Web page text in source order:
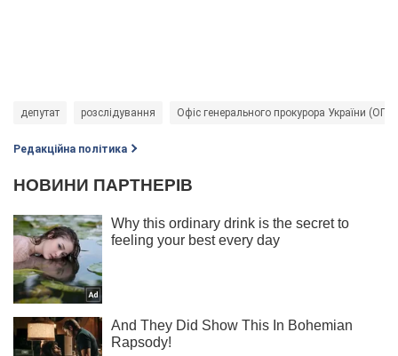
депутат розслідування Офіс генерального прокурора України (ОГП)
Редакційна політика